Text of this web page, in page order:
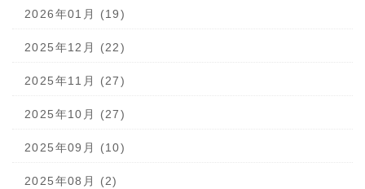
2026年01月 (19)
2025年12月 (22)
2025年11月 (27)
2025年10月 (27)
2025年09月 (10)
2025年08月 (2)